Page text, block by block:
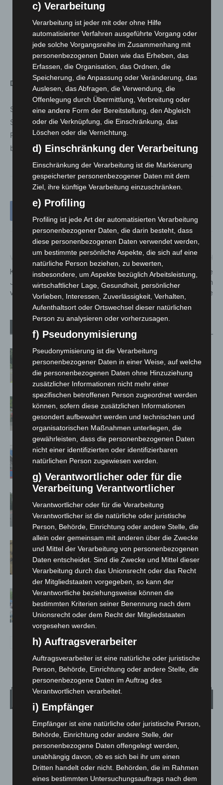
Vertrags(zahn)ärztinnen und -ärzten verordnet
werden können. Auch Soziotherapie und
psychiatrische häusliche Krankenpflege können mit
Einwilligung der Patientin oder des Patienten per
Video erbracht werden.
Die Beschlüsse treten zum 1. Oktober 2021 in Kraft.
Sämtliche vom G-BA beschlossenen befristeten
Sonderregelungen im Zusammenhang mit der Corona-
Pandemie sind unter folgendem Link zu finden: www.g-
ba.de/sonderregelungen-corona
Kultur im Schloss: Konzert des
Jens Düppe Quartett
verschoben
Startschuss für Konzertreihe
mit Einlasscheck durch
Corona-Spürhunde
Brand im „Haus der Begegnung“ in
Neuwarmbüchen schnell eingedämmt
Region Hannover: 21 neue
Notfallsanitäter starten beim Roten
Kreuz
Mann läuft mit Hockeyschläger über
A7 – Polizei sucht Zeugen
Trunkenheitsfahrten bei
Großkontrolle
Hannover Klassik Open Air 2026:
Französische Oper im Maschpark
Blaulichtmeile Langenhagen 2026:
Polizei, Feuerwehr und Rettung
hautnah erleben
LANGENHAGEN
Ein Paar Wolken
14.8°C 16.1°
14°
c) Verarbeitung
Verarbeitung ist jeder mit oder ohne Hilfe
automatisierter Verfahren ausgeführte Vorgang oder
jede solche Vorgangsreihe im Zusammenhang mit
personenbezogenen Daten wie das Erheben, das
Erfassen, die Organisation, das Ordnen, die
Speicherung, die Anpassung oder Veränderung, das
Auslesen, das Abfragen, die Verwendung, die
Offenlegung durch Übermittlung, Verbreitung oder
eine andere Form der Bereitstellung, den Abgleich
oder die Verknüpfung, die Einschränkung, das
Löschen oder die Vernichtung.
d) Einschränkung der Verarbeitung
Einschränkung der Verarbeitung ist die Markierung
gespeicherter personenbezogener Daten mit dem
Ziel, ihre künftige Verarbeitung einzuschränken.
e) Profiling
Profiling ist jede Art der automatisierten Verarbeitung
personenbezogener Daten, die darin besteht, dass
diese personenbezogenen Daten verwendet werden,
um bestimmte persönliche Aspekte, die sich auf eine
natürliche Person beziehen, zu bewerten,
insbesondere, um Aspekte bezüglich Arbeitsleistung,
wirtschaftlicher Lage, Gesundheit, persönlicher
Vorlieben, Interessen, Zuverlässigkeit, Verhalten,
Aufenthaltsort oder Ortswechsel dieser natürlichen
Person zu analysieren oder vorherzusagen.
f) Pseudonymisierung
Pseudonymisierung ist die Verarbeitung
personenbezogener Daten in einer Weise, auf welche
die personenbezogenen Daten ohne Hinzuziehung
zusätzlicher Informationen nicht mehr einer
spezifischen betroffenen Person zugeordnet werden
können, sofern diese zusätzlichen Informationen
gesondert aufbewahrt werden und technischen und
organisatorischen Maßnahmen unterliegen, die
gewährleisten, dass die personenbezogenen Daten
nicht einer identifizierten oder identifizierbaren
natürlichen Person zugewiesen werden.
g) Verantwortlicher oder für die
Verarbeitung Verantwortlicher
Verantwortlicher oder für die Verarbeitung
Verantwortlicher ist die natürliche oder juristische
Person, Behörde, Einrichtung oder andere Stelle, die
allein oder gemeinsam mit anderen über die Zwecke
und Mittel der Verarbeitung von personenbezogenen
Daten entscheidet. Sind die Zwecke und Mittel dieser
Verarbeitung durch das Unionsrecht oder das Recht
der Mitgliedstaaten vorgegeben, so kann der
Verantwortliche beziehungsweise können die
bestimmten Kriterien seiner Benennung nach dem
Unionsrecht oder dem Recht der Mitgliedstaaten
vorgesehen werden.
h) Auftragsverarbeiter
Auftragsverarbeiter ist eine natürliche oder juristische
Person, Behörde, Einrichtung oder andere Stelle, die
personenbezogene Daten im Auftrag des
Verantwortlichen verarbeitet.
i) Empfänger
Empfänger ist eine natürliche oder juristische Person,
Behörde, Einrichtung oder andere Stelle, der
personenbezogene Daten offengelegt werden,
unabhängig davon, ob es sich bei ihr um einen
Dritten handelt oder nicht. Behörden, die im Rahmen
eines bestimmten Untersuchungsauftrags nach dem